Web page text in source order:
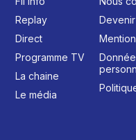
Replay
Direct
Programme TV
La chaine
Le média